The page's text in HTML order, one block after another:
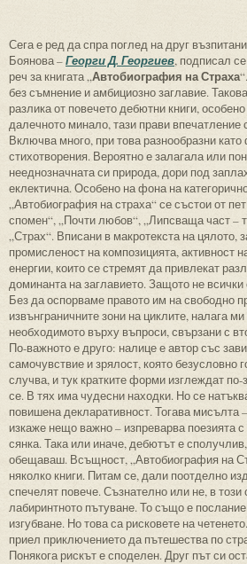
Сега е ред да спра поглед на друг
Боянова –Георги Д. Георгиев, подписал се
реч за книгата „Автобиография на Страха
без съмнение и амбициозно заглавие.
разлика от повечето дебютни книги,
далечното минало, тази прави впечатление
Включва много, при това разнообразни
стихотворения. Вероятно е залагала или
нееднозначната си природа, дори под
еклектична. Особено на фона на
„Автобиография на страха“ се състои от
спомен“, „Почти любов“, „Липсваща част –
„Страх“. Вписани в макротекста на цялото,
промисленост на композицията, активност
енергии, които се стремят да привлекат
доминанта на заглавието. Защото не
Без да оспорваме правото им на свободно
извънграничните зони на циклите, налага
необходимото върху въпроси, свързани с
По-важното е друго: налице е автор със
самочувствие и зрялост, която безусловно
случва, и тук кратките форми изглеждат
се. В тях има чудесни находки. Но се
повишена декларативност. Тогава мисълта
изкаже нещо важно – изпреварва поезията
сянка. Така или иначе, дебютът е
обещаваш. Всъщност, „Автобиография на
няколко книги. Питам се, дали поотделно
спечелят повече. Съзнателно или не, в
лабиринтното пътуване. То също е
изгубване. Но това са рисковете на
приел приключението да пътешества по
Понякога рискът е споделен. Друг път си